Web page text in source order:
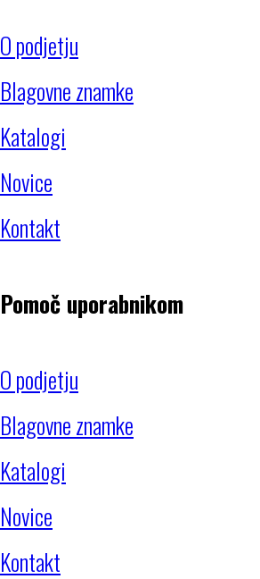
O podjetju
Blagovne znamke
Katalogi
Novice
Kontakt
Pomoč uporabnikom
O podjetju
Blagovne znamke
Katalogi
Novice
Kontakt